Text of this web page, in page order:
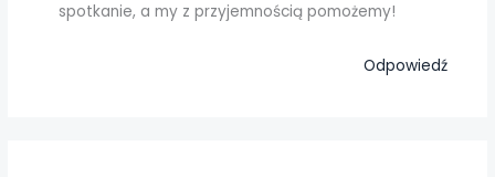
spotkanie, a my z przyjemnością pomożemy!
Odpowiedź